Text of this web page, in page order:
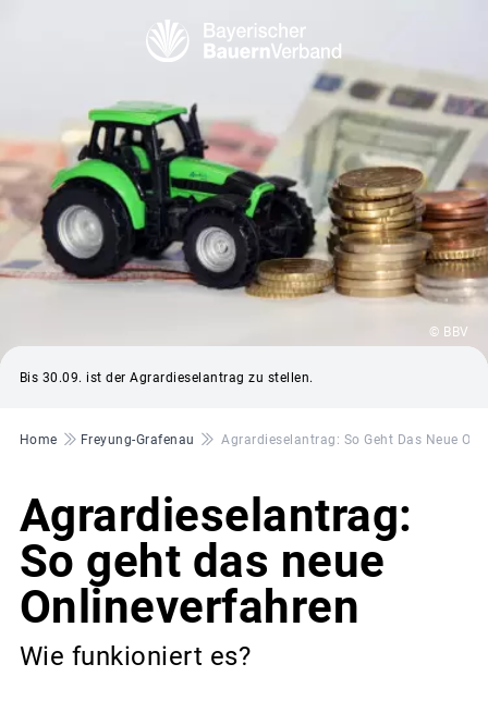
© BBV
Bis 30.09. ist der Agrardieselantrag zu stellen.
Pfadnavigation
Home Freyung-Grafenau Agrardieselantrag: So Geht Das Neue
Agrardieselantrag:
So geht das neue
Onlineverfahren
Wie funkioniert es?